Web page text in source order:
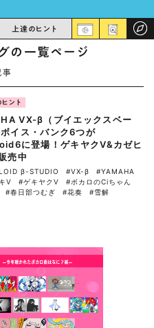
上達のヒント
の一覧ページ
事
ント
VX-β（ブイエックスベー
イス・バンク6つが
に登場！ゲキヤクV&カゼヒ
売中
β-STUDIO #VX-β
#YAMAHA
V
#ゲキヤクV
#ボカロのCiちゃん
#春日部つむぎ #花奏 #雪解